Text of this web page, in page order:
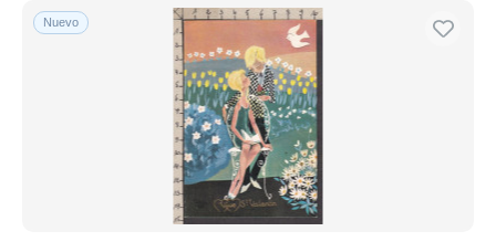
Nuevo